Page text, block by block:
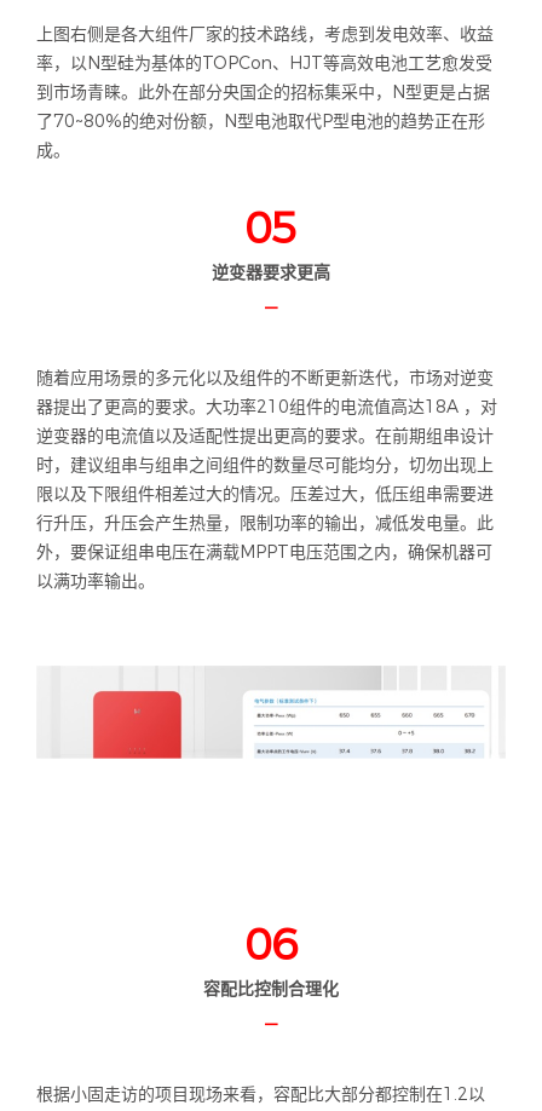
上图右侧是各大组件厂家的技术路线，考虑到发电效率、收益
率，以N型硅为基体的TOPCon、HJT等高效电池工艺愈发受
到市场青睐。此外在部分央国企的招标集采中，N型更是占据
了70~80%的绝对份额，N型电池取代P型电池的趋势正在形
成。
05
逆变器要求更高
—
随着应用场景的多元化以及组件的不断更新迭代，市场对逆变
器提出了更高的要求。大功率210组件的电流值高达18A ，对
逆变器的电流值以及适配性提出更高的要求。在前期组串设计
时，建议组串与组串之间组件的数量尽可能均分，切勿出现上
限以及下限组件相差过大的情况。压差过大，低压组串需要进
行升压，升压会产生热量，限制功率的输出，减低发电量。此
外，要保证组串电压在满载MPPT电压范围之内，确保机器可
以满功率输出。
06
容配比控制合理化
—
根据小固走访的项目现场来看，容配比大部分都控制在1.2以